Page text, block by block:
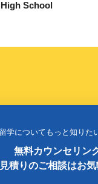
School
留学についてもっと知りた
無料カウンセリン
積りのご相談はお気